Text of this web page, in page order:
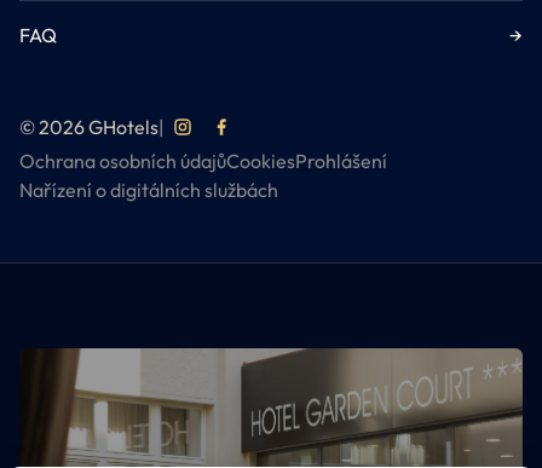
FAQ →
© 2026 GHotels|
Ochrana osobních údajůCookiesProhlášení
Nařízení o digitálních službách